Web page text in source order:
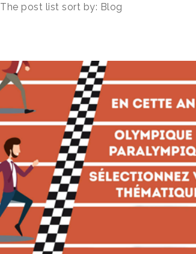
The post list sort by: Blog